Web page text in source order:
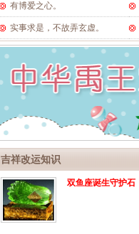
有博爱之心。
实事求是，不故弄玄虚。
吉祥改运知识
双鱼座诞生守护石